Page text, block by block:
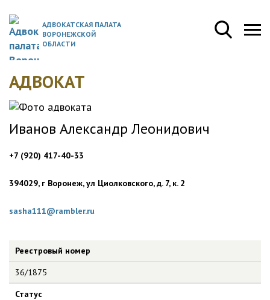
АДВОКАТСКАЯ ПАЛАТА
ВОРОНЕЖСКОЙ
ОБЛАСТИ
АДВОКАТ
Иванов Александр Леонидович
+7 (920) 417-40-33
394029, г Воронеж, ул Циолковского, д. 7, к. 2
sasha111@rambler.ru
Реестровый номер
36/1875
Статус